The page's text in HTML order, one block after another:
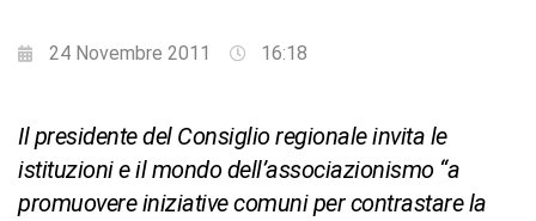
24 Novembre 2011 16:18
Il presidente del Consiglio regionale invita le
istituzioni e il mondo dell’associazionismo “a
promuovere iniziative comuni per contrastare la